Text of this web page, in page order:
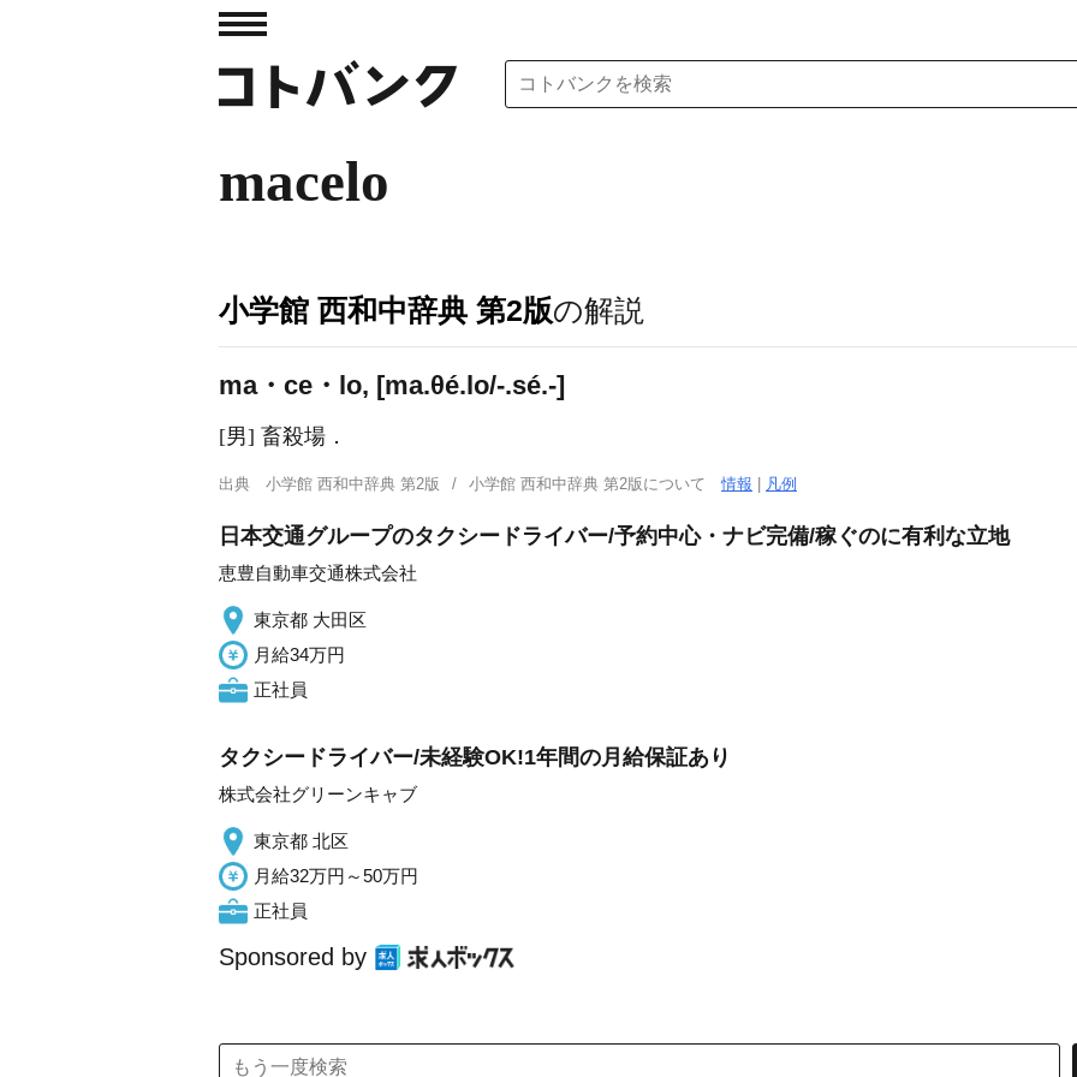
macelo
小学館 西和中辞典 第2版の解説
ma・ce・lo, [ma.θé.lo/-.sé.-]
[男] 畜殺場．
出典 小学館 西和中辞典 第2版 小学館 西和中辞典 第2版について情報 凡例
日本交通グループのタクシードライバー/予約中心・ナビ完備/稼ぐのに有利な立地
恵豊自動車交通株式会社
東京都 大田区
月給34万円
正社員
タクシードライバー/未経験OK!1年間の月給保証あり
株式会社グリーンキャブ
東京都 北区
月給32万円～50万円
正社員
Sponsored by